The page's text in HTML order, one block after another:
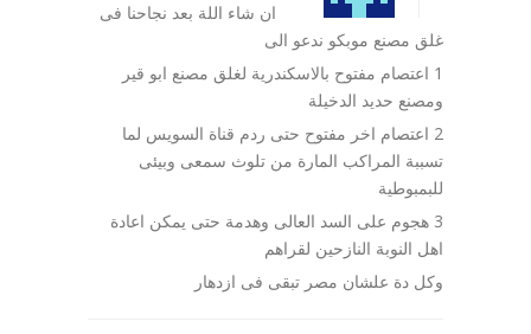
ان شاء اللة بعد نجاحنا فى
غلق مصنع موبكو ندعو الى
1 اعتصام مفتوح بالاسكندرية لغلق مصنع ابو قير
ومصنع حديد الدخيلة
2 اعتصام اخر مفتوح حتى ردم قناة السويس لما
تسببة المراكب المارة من تلوث سمعى وبيئى
للبمبوطية
3 هجوم على السد العالى وهدمة حتى يمكن اعادة
اهل النوبة النازحين لقراهم
وكل دة علشان مصر تبقى فى ازدهار